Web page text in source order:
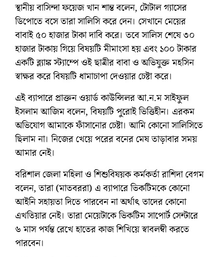
স্থানীয় বাসিন্দা ফয়েজ খান শান্ত বলেন, টোটাল গ্যাসের
ডিপোতে বসে তারা সালিসি করে দেন। সেখানে মেয়ের
বাবাই ৫০ হাজার টাকা দাবি করে। তবে সালিস শেষে ৩০
হাজার টাকায় গিয়ে বিষয়টি মীমাংসা হয় এবং ১০০ টাকার
একটি ব্ল্যাঙ্ক স্ট্যাম্পে ওই ছাত্রীর বাবা ও অভিযুক্ত মহসিন
স্বাক্ষর করে বিষয়টি ধামাচাপা দেওয়ার চেষ্টা করে।
এই ব্যাপারে প্রাক্তন ওয়ার্ড কাউন্সিলর আ.ন.ম সাইফুল
ইসলাম আজিম বলেন, বিষয়টি পুরোই ভিত্তিহীন। এরকম
অভিযোগ আমাকে ফাঁসানোর চেষ্টা। আমি কোনো সালিসিতে
ছিলাম না। নিজের খেয়ে পরের বনের মেষ তাড়াবার সময়
আমার নেই।
বরিশাল জেলা মহিলা ও শিশুবিষয়ক কর্মকর্তা রাশিদা বেগম
বলেন, তারা (মাতবররা) এ ব্যাপারে ভিকটিমকে কোনো
আইনি সহায়তা দিতে পারবেন না অর্থাৎ তাদের কোনো
এখতিয়ার নেই। তারা মেয়েটাকে ভিকটিম সাপোর্ট সেন্টারে
৬ মাস পর্যন্ত রেখে হাতের কাজ শিখিয়ে স্বাবলম্বী করতে
পারবেন।